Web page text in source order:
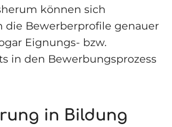
können sich
die Bewerberprofile genauer
Eignungs- bzw.
in den Bewerbungsprozess
in Bildung